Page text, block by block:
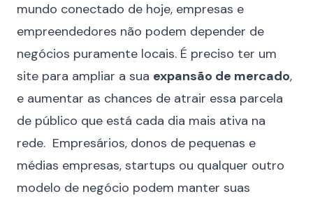
mundo conectado de hoje, empresas e
empreendedores não podem depender de
negócios puramente locais. É preciso ter um
site para ampliar a sua expansão de mercado,
e aumentar as chances de atrair essa parcela
de público que está cada dia mais ativa na
rede. Empresários, donos de pequenas e
médias empresas, startups ou qualquer outro
modelo de negócio podem manter suas